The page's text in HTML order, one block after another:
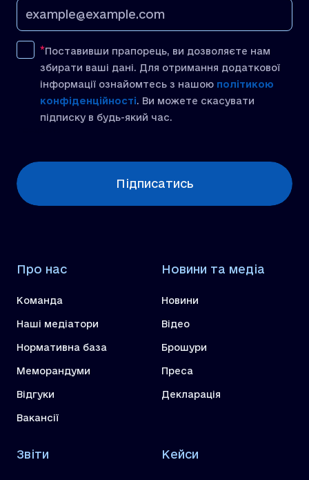
Поставивши прапорець, ви дозволяєте нам
збирати ваші дані. Для отримання додаткової
інформації ознайомтесь з нашою політикою
конфіденційності. Ви можете скасувати
підписку в будь-який час.
Підписатись
Про нас
Команда
Наші медіатори
Нормативна база
Меморандуми
Відгуки
Вакансії
Новини та медіа
Новини
Відео
Брошури
Преса
Декларація
Звіти Кейси